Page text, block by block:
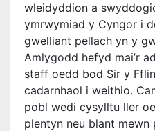
wleidyddion a
ymrwymiad y Cyngor i
gwelliant pellach yn y
Amlygodd hefyd mai’r
staff oedd bod Sir y
cadarnhaol i weithio.
pobl wedi cysylltu ller
plentyn neu blant